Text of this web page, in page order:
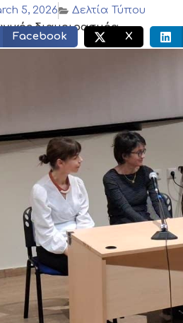
5, 2026
Δελτία Τύπου
διαμοιρασμός:
Facebook X